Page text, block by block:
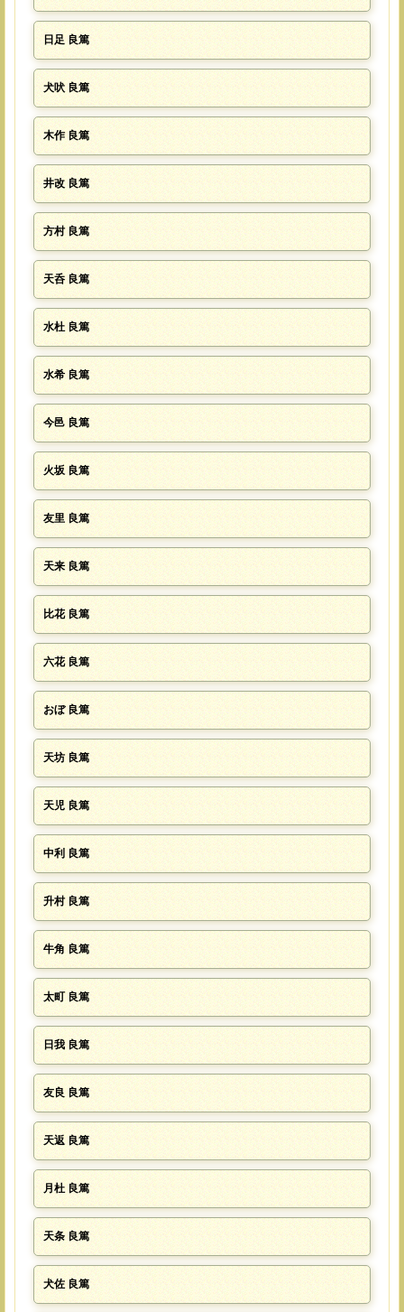
日足 良篤
犬吠 良篤
木作 良篤
井改 良篤
方村 良篤
天呑 良篤
水杜 良篤
水希 良篤
今邑 良篤
火坂 良篤
友里 良篤
天来 良篤
比花 良篤
六花 良篤
おぼ 良篤
天坊 良篤
天児 良篤
中利 良篤
升村 良篤
牛角 良篤
太町 良篤
日我 良篤
友良 良篤
天返 良篤
月杜 良篤
天条 良篤
犬佐 良篤